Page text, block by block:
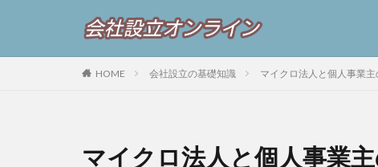
HOME 会社設立の基礎知識 マイクロ法人と個人事業
マイクロ法人と個人事業